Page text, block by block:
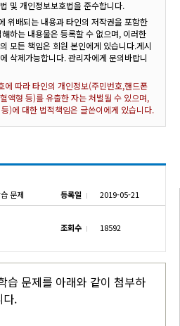
및 개인정보보호법을 준수합니다.
위배되는 내용과 타인의 저작권을 포함한
하는 내용물은 등록할 수 없으며, 이러한
모든 책임은 회원 본인에게 있습니다.게시
삭제가능합니다. 관리자에게 문의바랍니
따라 타인의 개인정보(주민번호,핸드폰
액형 등)를 유출한 자는 처벌될 수 있으며,
)에 대한 법적책임은 글쓴이에게 있습니다.
문제 등록일 2019-05-21
조회수 18592
습 문제를 아래와 같이 첨부하
다.